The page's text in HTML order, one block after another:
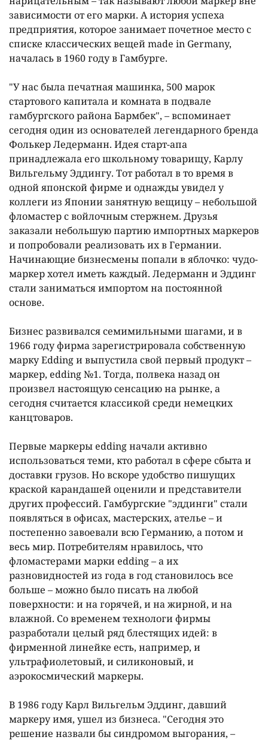
зависимости от его марки. А история успеха
предприятия, которое занимает почетное место с
списке классических вещей made in Germany,
началась в 1960 году в Гамбурге.
"У нас была печатная машинка, 500 марок
стартового капитала и комната в подвале
гамбургского района Бармбек", – вспоминает
сегодня один из основателей легендарного бренда
Фолькер Ледерманн. Идея старт-апа
принадлежала его школьному товарищу, Карлу
Вильгельму Эддингу. Тот работал в то время в
одной японской фирме и однажды увидел у
коллеги из Японии занятную вещицу – небольшой
фломастер с войлочным стержнем. Друзья
заказали небольшую партию импортных маркеров
и попробовали реализовать их в Германии.
Начинающие бизнесмены попали в яблочко: чудо-
маркер хотел иметь каждый. Ледерманн и Эддинг
стали заниматься импортом на постоянной
основе.
Бизнес развивался семимильными шагами, и в
1966 году фирма зарегистрировала собственную
марку Edding и выпустила свой первый продукт –
маркер, edding №1. Тогда, полвека назад он
произвел настоящую сенсацию на рынке, а
сегодня считается классикой среди немецких
канцтоваров.
Первые маркеры edding начали активно
использоваться теми, кто работал в сфере сбыта и
доставки грузов. Но вскоре удобство пишущих
краской карандашей оценили и представители
других профессий. Гамбургские "эддинги" стали
появляться в офисах, мастерских, ателье – и
постепенно завоевали всю Германию, а потом и
весь мир. Потребителям нравилось, что
фломастерами марки edding – а их
разновидностей из года в год становилось все
больше – можно было писать на любой
поверхности: и на горячей, и на жирной, и на
влажной. Со временем технологи фирмы
разработали целый ряд блестящих идей: в
фирменной линейке есть, например, и
ультрафиолетовый, и силиконовый, и
аэрокосмический маркеры.
В 1986 году Карл Вильгельм Эддинг, давший
маркеру имя, ушел из бизнеса. "Сегодня это
решение назвали бы синдромом выгорания, –